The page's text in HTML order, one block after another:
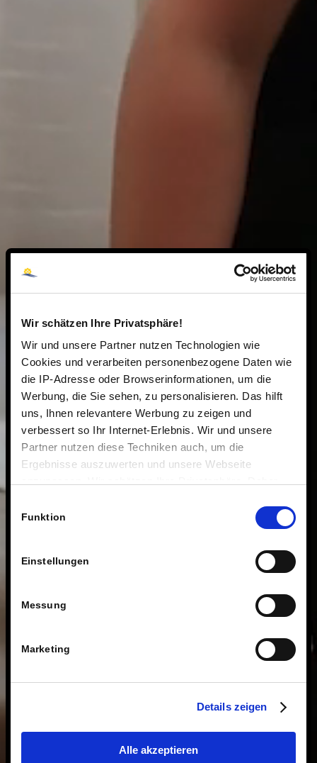
Wir schätzen Ihre Privatsphäre!
Wir und unsere Partner nutzen Technologien wie
Cookies und verarbeiten personenbezogene Daten wie
die IP-Adresse oder Browserinformationen, um die
Werbung, die Sie sehen, zu personalisieren. Das hilft
uns, Ihnen relevantere Werbung zu zeigen und
verbessert so Ihr Internet-Erlebnis. Wir und unsere
Partner nutzen diese Techniken auch, um die
Ergebnisse auszuwerten und unsere Webseite
Technologien.
Funktion
Einstellungen
Messung
Marketing
Details zeigen
Alle akzeptieren